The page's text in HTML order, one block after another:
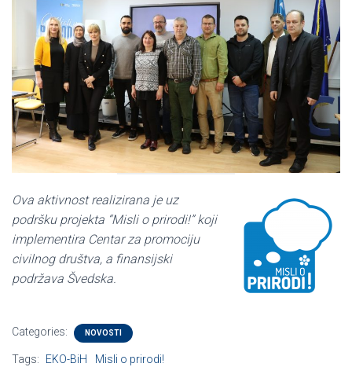
Ova aktivnost realizirana je uz
podršku projekta “Misli o prirodi!” koji
implementira Centar za promociju
civilnog društva, a finansijski
podržava Švedska.
Categories: NOVOSTI
Tags: EKO-BiH Misli o prirodi!